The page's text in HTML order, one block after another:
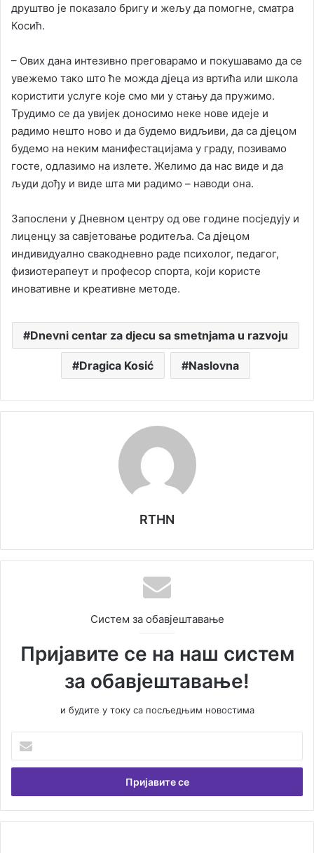
друштво је показало бригу и жељу да помогне, сматра
Косић.
– Ових дана интезивно преговарамо и покушавамо да се
увежемо тако што ће можда дјеца из вртића или школа
користити услуге које смо ми у стању да пружимо.
Трудимо се да увијек доносимо неке нове идеје и
радимо нешто ново и да будемо видљиви, да са дјецом
будемо на неким манифестацијама у граду, позивамо
госте, одлазимо на излете. Желимо да нас виде и да
људи дођу и виде шта ми радимо – наводи она.
Запослени у Дневном центру од ове године посједују и
лиценцу за савјетовање родитеља. Са дјецом
индивидуално свакодневно раде психолог, педагог,
физиотерапеут и професор спорта, који користе
иновативне и креативне методе.
Dnevni centar za djecu sa smetnjama u razvoju
Dragica Kosić Naslovna
RTHN
Систем за обавјештавање
Пријавите се на наш систем
за обавјештавање!
и будите у току са посљедњим новостима
Вашу
емаил